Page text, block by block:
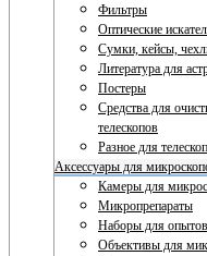
Фильтры
Оптические
Сумки, кейсы,
Литература для
Постеры
Средства для
телескопов
Разное для
Аксессуары для
Камеры для
Микропрепараты
Наборы для опытов
Объективы для